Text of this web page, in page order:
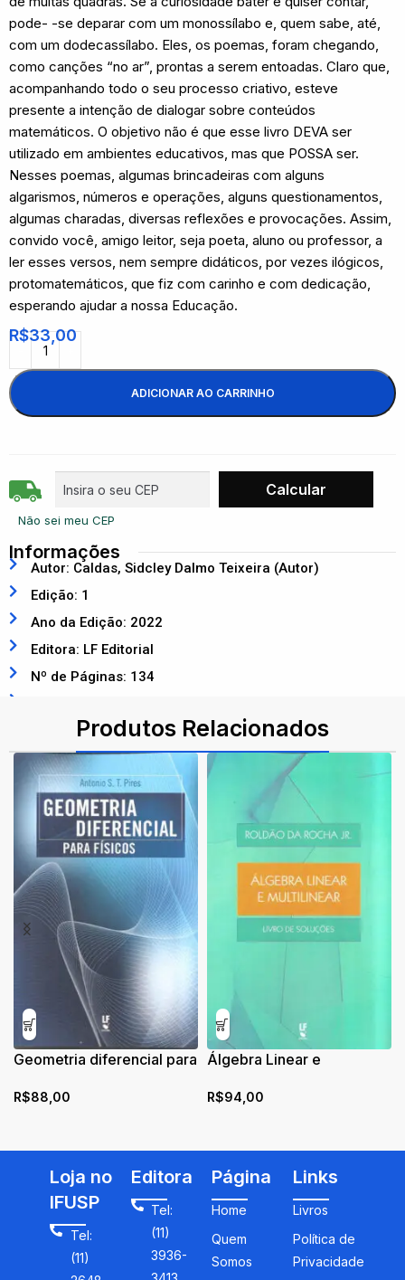
pode- -se deparar com um monossílabo e, quem sabe, até,
com um dodecassílabo. Eles, os poemas, foram chegando,
como canções “no ar”, prontas a serem entoadas. Claro que,
acompanhando todo o seu processo criativo, esteve
presente a intenção de dialogar sobre conteúdos
matemáticos. O objetivo não é que esse livro DEVA ser
utilizado em ambientes educativos, mas que POSSA ser.
Nesses poemas, algumas brincadeiras com alguns
algarismos, números e operações, alguns questionamentos,
algumas charadas, diversas reflexões e provocações. Assim,
convido você, amigo leitor, seja poeta, aluno ou professor, a
ler esses versos, nem sempre didáticos, por vezes ilógicos,
protomatemáticos, que fiz com carinho e com dedicação,
esperando ajudar a nossa Educação.
R$33,00
ADICIONAR AO CARRINHO
Não sei meu CEP
Informações
Autor: Caldas, Sidcley Dalmo Teixeira (Autor)
Edição: 1
Ano da Edição: 2022
Editora: LF Editorial
Nº de Páginas: 134
Produtos Relacionados
Geometria diferencial para
R$88,00
Álgebra Linear e
Soluções
R$94,00
Loja no
IFUSP
Tel:
(11)
Editora
Tel:
(11)
3936-
Página
Home
Quem
Somos
Links
Livros
Política de
Privacidade